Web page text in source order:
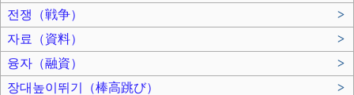
전쟁（戦争）
>
자료（資料）
>
융자（融資）
>
장대높이뛰기（棒高跳び）
>